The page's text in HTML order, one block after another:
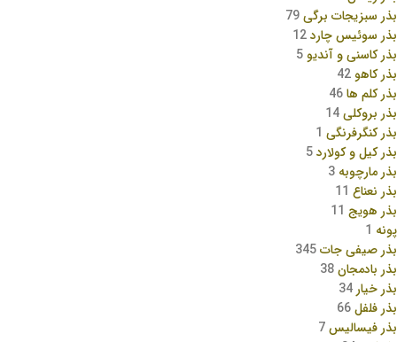
بذر سبزیجات برگی79
بذر سوئیس چارد12
بذر کاسنی و آندیو 5
بذر کاهو 42
بذر کلم ها46
بذر بروکلی14
بذر کنگرفرنگی 1
بذر کیل و کولارد5
بذر مارچوبه 3
بذر نعناع 11
بذر هویج 11
پونه 1
بذر صیفی جات345
بذر بادمجان38
بذر خیار 34
بذر فلفل66
بذر فیسالیس7